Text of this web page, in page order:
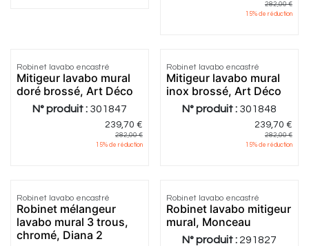
282,00€
15% de réduction
Robinet lavabo encastré
Mitigeur lavabo mural
doré brossé, Art Déco
N° produit : 301847
239,70 €
282,00€
15% de réduction
Robinet lavabo encastré
Mitigeur lavabo mural
inox brossé, Art Déco
N° produit : 301848
239,70 €
282,00€
15% de réduction
Robinet lavabo encastré
Robinet mélangeur
lavabo mural 3 trous,
chromé, Diana 2
Robinet lavabo encastré
Robinet lavabo mitigeur
mural, Monceau
N° produit : 291827